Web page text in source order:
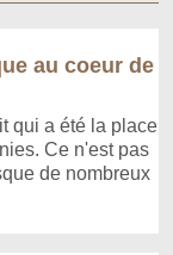
au coeur de
qui a été la place
Ce n'est pas
de nombreux